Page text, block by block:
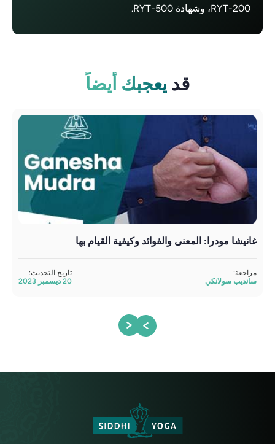
RYT-200، وشهادة RYT-500.
قديعجبك أيضاً
غانيشا مودرا: المعنى والفوائد وكيفية القيام بها
مراجعة:
سانديب سولانكي
تاريخ التحديث:
20 ديسمبر 2023